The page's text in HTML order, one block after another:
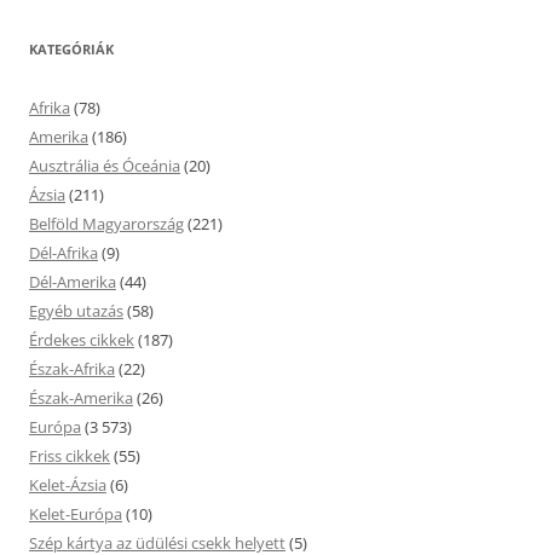
KATEGÓRIÁK
Afrika (78)
Amerika (186)
Ausztrália és Óceánia (20)
Ázsia (211)
Belföld Magyarország(221)
Dél-Afrika (9)
Dél-Amerika (44)
Egyéb utazás(58)
Érdekes cikkek(187)
Észak-Afrika (22)
Észak-Amerika (26)
Európa (3 573)
Friss cikkek(55)
Kelet-Ázsia (6)
Kelet-Európa (10)
Szép kártya az üdülési csekk helyett(5)